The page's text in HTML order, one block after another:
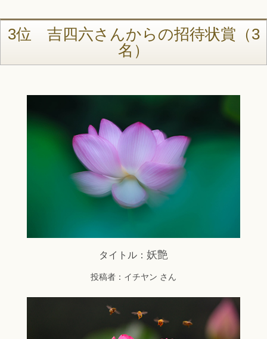
3位 吉四六さんからの招待状賞（3
名）
タイトル： 妖艶
投稿者：イチヤン さん